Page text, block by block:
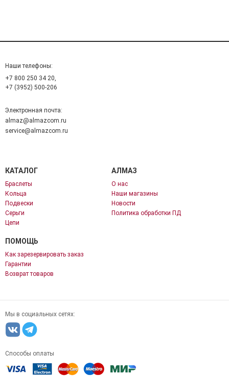
Наши телефоны:
+7 800 250 34 20,
+7 (3952) 500-206
Электронная почта:
almaz@almazcom.ru
service@almazcom.ru
КАТАЛОГ
Браслеты
Кольца
Подвески
Серьги
Цепи
АЛМАЗ
О нас
Наши магазины
Новости
Политика обработки ПД
ПОМОЩЬ
Как зарезервировать заказ
Гарантии
Возврат товаров
Мы в социальных сетях:
Способы оплаты